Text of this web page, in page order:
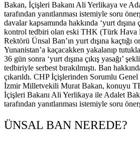
Bakan, İçişleri Bakanı Ali Yerlikaya ve
tarafından yanıtlanması istemiyle soru
davalar kapsamında hakkında ‘yurt dışına
kontrol tedbiri olan eski THK (Türk Hava
Rektörü Ünsal Ban’ın yurt dışına kaçtığı
Yunanistan’a kaçacakken yakalanıp
36 gün sonra ‘yurt dışına çıkış yasağı’
tedbiriyle serbest bırakılmıştı. Ban
çıkarıldı. CHP İçişlerinden Sorumlu Genel
İzmir Milletvekili Murat Bakan, konuyu
İçişleri Bakanı Ali Yerlikaya ile Adalet
tarafından yanıtlanması istemiyle soru
ÜNSAL BAN NEREDE?